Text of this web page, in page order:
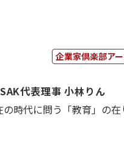
企業家倶楽部ア
代表理事 小林りん
の時代に問う「教育」の在